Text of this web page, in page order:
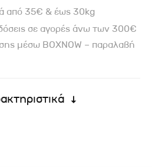
από 35€ & έως 30kg
σε αγορές άνω των 300€
μέσω BOXNOW – παραλαβή